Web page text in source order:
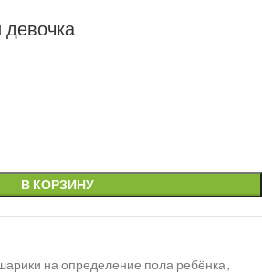
В КОРЗИНУ
на определение пола ребёнка,